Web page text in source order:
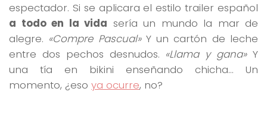
espectador. Si se aplicara el estilo trailer español
a todo en la vida sería un mundo la mar de
alegre. «Compre Pascual»Y un cartón de leche
entre dos pechos desnudos. «Llama y gana»Y
una tía en bikini enseñando chicha… Un
momento, ¿eso ya ocurre, no?